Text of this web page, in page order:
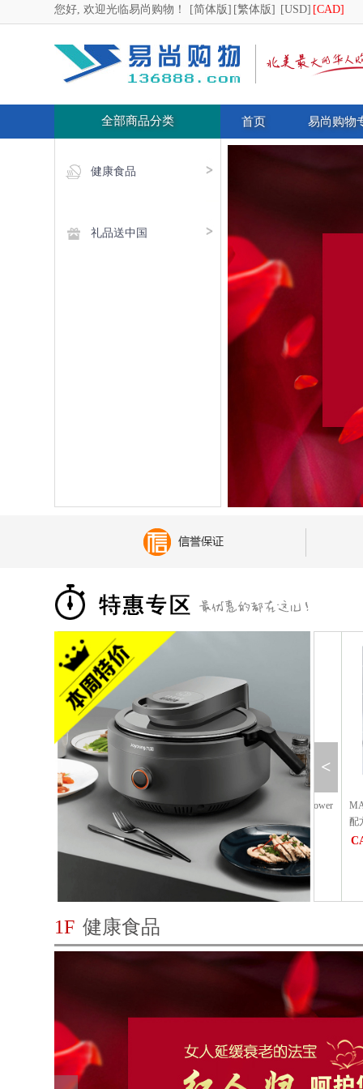
您好, 欢迎光临易尚购物！ [简体版] [繁体版] [USD] [CAD]
全部商品分类 首页 易尚购物
健康食品
礼品送中国
北美超大车厘子(新鲜直邮
6瓶加拿大之花青梅酒潮Candian Flower
Vidal Late Harvest（仅送...
CAD$311.84
立即购买
配方 高
<
1F 健康食品